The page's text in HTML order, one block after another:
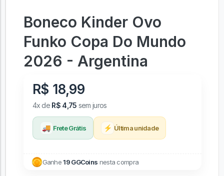
Boneco Kinder Ovo
Funko Copa Do Mundo
2026 - Argentina
R$ 18,99
4x de R$ 4,75 sem juros
🚚 Frete Grátis ⚡ Última unidade
Ganhe19 GGCoins nesta compra